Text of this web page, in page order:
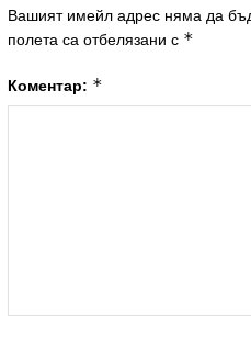
Вашият имейл адрес няма да
полета са отбелязани с *
Коментар: *